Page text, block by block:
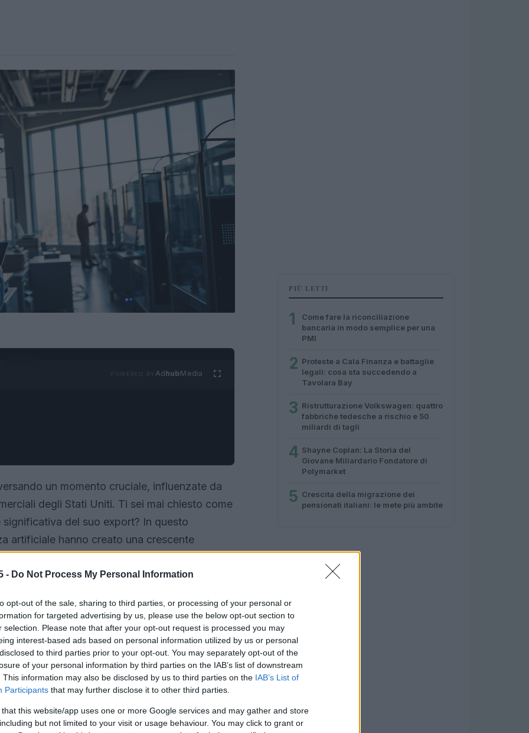
- Do Not Process My Personal Information
opt-out of the sale, sharing to third parties, or processing of your personal or
for targeted advertising by us, please use the below opt-out section to
selection. Please note that after your opt-out request is processed you may
interest-based ads based on personal information utilized by us or personal
to third parties prior to your opt-out. You may separately opt-out of the
of your personal information by third parties on the IAB’s list of downstream
This information may also be disclosed by us to third parties on the IAB’s List of
Participants that may further disclose it to other third parties.
that this website/app uses one or more Google services and may gather and store
but not limited to your visit or usage behaviour. You may click to grant or
AdhubMedia
un momento cruciale, influenzate da
degli Stati Uniti. Ti sei mai chiesto come
significativa del suo export? In questo
artificiale hanno creato una crescente
Tuttavia, la situazione si complica a
deve affrontare, ben superiori a quelli dei
per la stabilità economica dell’isola.
PIÙ LETTI
1
Come fare la riconciliazione
bancaria in modo semplice per una
PMI
2 Proteste a Cala Finanza e battaglie
legali: cosa sta succedendo a
Tavolara Bay
3 Ristrutturazione Volkswagen: quattro
fabbriche tedesche a rischio e 50
miliardi di tagli
4 Shayne Coplan: La Storia del
Giovane Miliardario Fondatore di
Polymarket
5 Crescita della migrazione dei
pensionati italiani: le mete più ambite